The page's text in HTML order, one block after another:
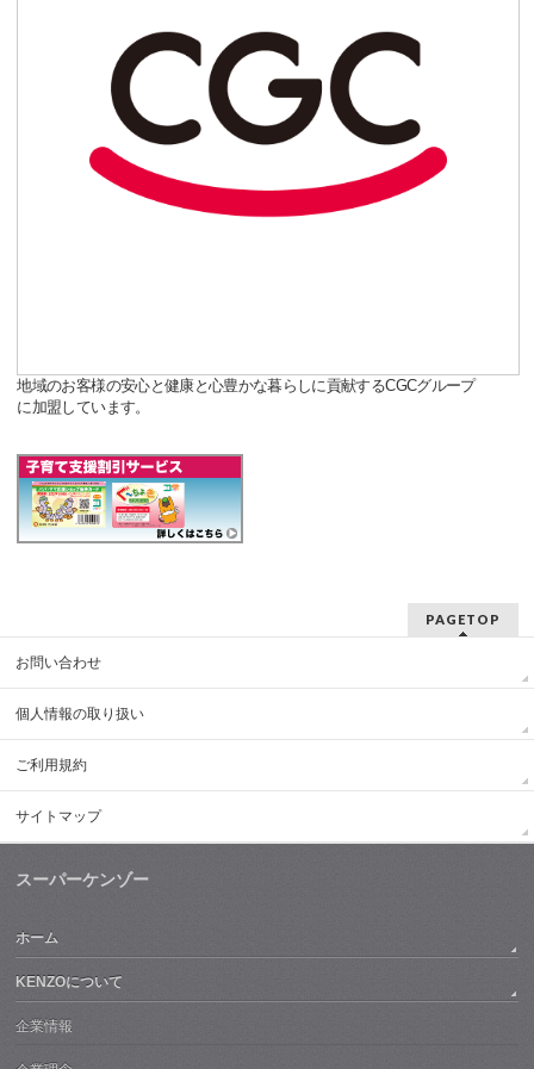
地域のお客様の安心と健康と心豊かな暮らしに貢献するCGCグループ
に加盟しています。
PAGETOP
お問い合わせ
個人情報の取り扱い
ご利用規約
サイトマップ
スーパーケンゾー
ホーム
KENZOについて
企業情報